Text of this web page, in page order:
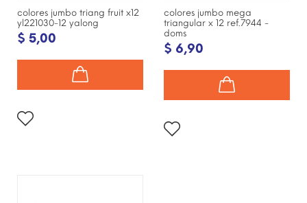
colores jumbo triang fruit x12
yl221030-12 yalong
$ 5,00
colores jumbo mega
triangular x 12 ref.7944 -
doms
$ 6,90